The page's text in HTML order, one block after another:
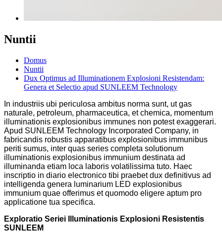
Nuntii
Domus
Nuntii
Dux Optimus ad Illuminationem Explosioni Resistendam:
Genera et Selectio apud SUNLEEM Technology
In industriis ubi periculosa ambitus norma sunt, ut gas
naturale, petroleum, pharmaceutica, et chemica, momentum
illuminationis explosionibus immunes non potest exaggerari.
Apud SUNLEEM Technology Incorporated Company, in
fabricandis robustis apparatibus explosionibus immunibus
periti sumus, inter quas series completa solutionum
illuminationis explosionibus immunium destinata ad
illuminanda etiam loca laboris volatilissima tuto. Haec
inscriptio in diario electronico tibi praebet dux definitivus ad
intelligenda genera luminarium LED explosionibus
immunium quae offerimus et quomodo eligere aptum pro
applicatione tua specifica.
Exploratio Seriei Illuminationis Explosioni Resistentis
SUNLEEM